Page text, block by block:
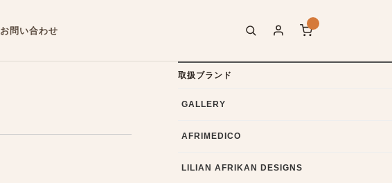
お問い合わせ
取扱ブランド
GALLERY
AFRIMEDICO
LILIAN AFRIKAN DESIGNS